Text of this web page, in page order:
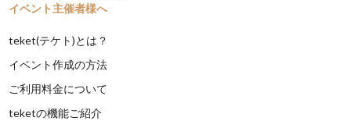
イベント主催者様へ
teket(テケト)とは？
イベント作成の方法
ご利用料金について
teketの機能ご紹介